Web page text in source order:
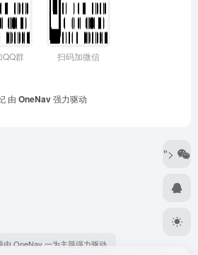
QQ群 扫码加微信
由 OneNav强力驱动
">
由 OneNav 一为主题强力驱动